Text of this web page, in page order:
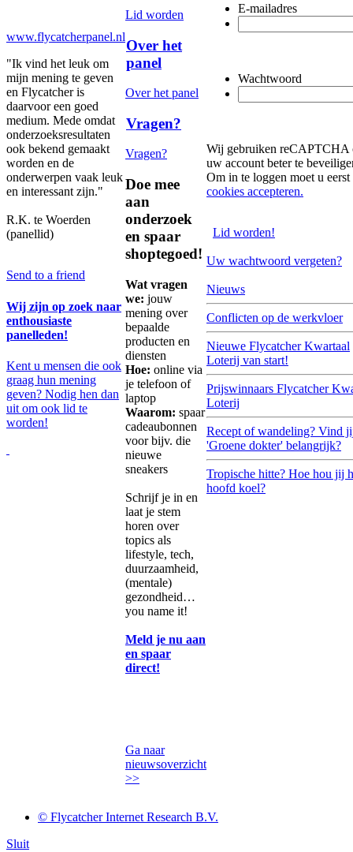
www.flycatcherpanel.nl
"Ik vind het leuk om
mijn mening te geven
en Flycatcher is
daarvoor een goed
medium. Mede omdat
onderzoeksresultaten
ook bekend gemaakt
worden en de
onderwerpen vaak leuk
en interessant zijn."
R.K. te Woerden
(panellid)
Send to a friend
Wij zijn op zoek naar
enthousiaste
panelleden!
Kent u mensen die ook
graag hun mening
geven? Nodig hen dan
uit om ook lid te
worden!
Lid worden
Over het
panel
Over het panel
Vragen?
Vragen?
Doe mee
aan
onderzoek
en spaar
shoptegoed!
Wat vragen
we: jouw
mening over
bepaalde
producten en
diensten
Hoe: online via
je telefoon of
laptop
Waarom: spaar
cadeaubonnen
voor bijv. die
nieuwe
sneakers
Schrijf je in en
laat je stem
horen over
topics als
lifestyle, tech,
duurzaamheid,
(mentale)
gezondheid…
you name it!
Meld je nu aan
en spaar
direct!
Ga naar
nieuwsoverzicht
>>
E-mailadres
Wachtwoord
Wij gebruiken reCAPTCHA
uw account beter te
Om in te loggen moet u eerst
cookies accepteren.
Lid worden!
Uw wachtwoord vergeten?
Nieuws
Conflicten op de werkvloer
Nieuwe Flycatcher Kwartaal
Loterij van start!
Prijswinnaars Flycatcher
Loterij
Recept of wandeling? Vind
'Groene dokter' belangrijk?
Tropische hitte? Hoe hou jij
hoofd koel?
© Flycatcher Internet Research B.V.
Sluit